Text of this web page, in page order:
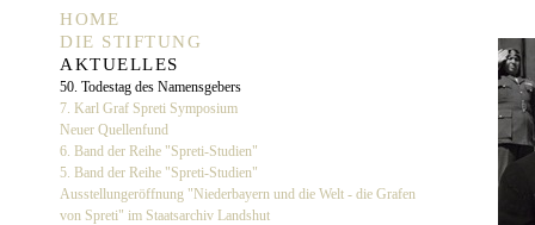
HOME
DIE STIFTUNG
AKTUELLES
50. Todestag des Namensgebers
7. Karl Graf Spreti Symposium
Neuer Quellenfund
6. Band der Reihe "Spreti-Studien"
5. Band der Reihe "Spreti-Studien"
Ausstellungeröffnung "Niederbayern und die Welt - die Grafen
von Spreti" im Staatsarchiv Landshut